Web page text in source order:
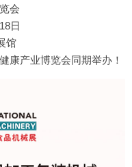
会
日
馆
康产业博览会同期举办！